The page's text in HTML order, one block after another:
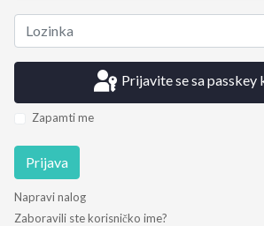
Prijavite se sa passkey
Zapamti me
Prijava
Napravi nalog
Zaboravili ste korisničko ime?